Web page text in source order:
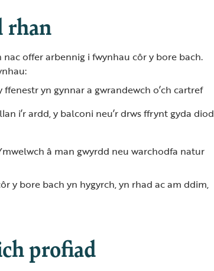
rhan
offer arbennig i fwynhau côr y bore bach.
ffenestr yn gynnar a gwrandewch o’ch cartref
i’r ardd, y balconi neu’r drws ffrynt gyda diod
â man gwyrdd neu warchodfa natur
y bore bach yn hygyrch, yn rhad ac am ddim,
profiad